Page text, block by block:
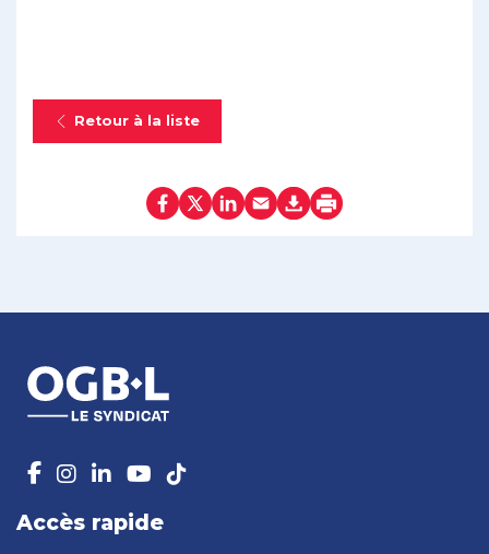
Retour à la liste
Accès rapide